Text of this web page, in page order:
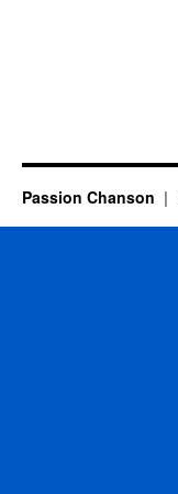
Passion Chanson